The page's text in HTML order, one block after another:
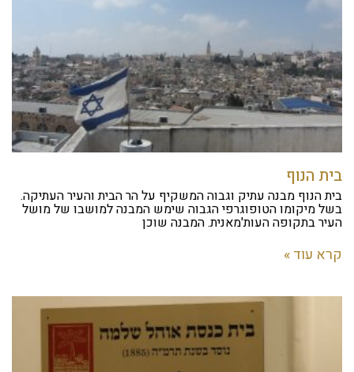
בית הנוף
בית הנוף מבנה עתיק וגבוה המשקיף על הר הבית והעיר העתיקה.
בשל מיקומו הטופוגרפי הגבוה שימש המבנה למושבו של מושל
העיר בתקופה העות'מאנית. המבנה שוכן
קרא עוד »